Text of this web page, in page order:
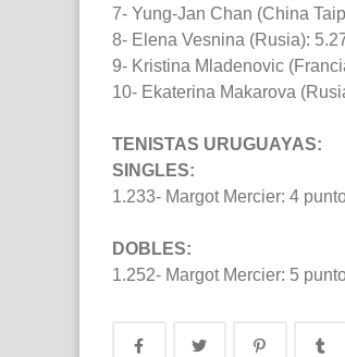
7- Yung-Jan Chan (China
8- Elena Vesnina (Rusia):
9- Kristina Mladenovic
10- Ekaterina Makarova
TENISTAS URUGUAYAS:
SINGLES:
1.233- Margot Mercier: 4
DOBLES:
1.252- Margot Mercier: 5